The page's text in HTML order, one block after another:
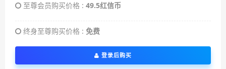
至尊会员购买价格 : 49.5红信币
终身至尊购买价格 : 免费
登录后购买